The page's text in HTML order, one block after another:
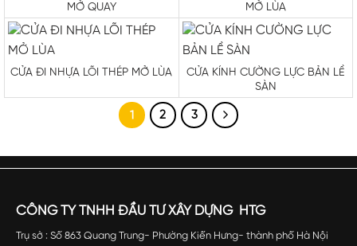
MỞ QUAY
MỞ LÙA
CỬA ĐI NHỰA LÕI THÉP MỞ LÙA
CỬA KÍNH CƯỜNG LỰC BẢN LỀ
SÀN
1 2 3
CÔNG TY TNHH ĐẦU TƯ XÂY DỰNG HTG
Trụ sở : Số 863 Quang Trung- Phường Kiến Hưng- thành phố Hà Nội